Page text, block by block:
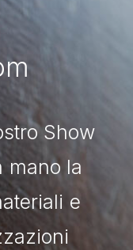
Show
mano la
e